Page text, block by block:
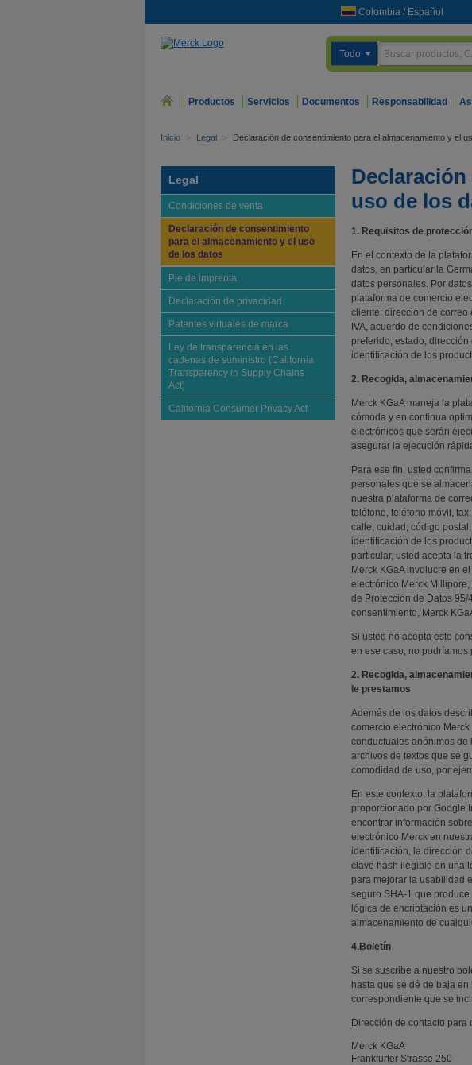
Colombia / Español
Todo
Productos Servicios Documentos Responsabilidad
Inicio > Legal > Declaración de consentimiento para el almacenamiento y el
Legal
Condiciones de venta
Declaración de consentimiento
para el almacenamiento y el uso
de los datos
Pie de imprenta
Declaración de privacidad
Patentes virtuales de marca
Ley de transparencia en las
cadenas de suministro (California
Transparency in Supply Chains
Act)
California Consumer Privacy Act
uso de los
1. Requisitos de
En el contexto de la
datos, en particular la
datos personales. Por
plataforma de comercio
cliente: dirección de correo
IVA, acuerdo de
preferido, estado,
identificación de los
2. Recogida,
Merck KGaA maneja la
cómoda y en continua
electrónicos que serán
asegurar la ejecución
Para ese fin, usted
personales que se
nuestra plataforma de
teléfono, teléfono móvil,
calle, cuidad, código
identificación de los
particular, usted acepta la
Merck KGaA involucre en
electrónico Merck
de Protección de Datos
consentimiento, Merck
Si usted no acepta este
en ese caso, no podríamos
2. Recogida,
le prestamos
Además de los datos
comercio electrónico
conductuales anónimos de
archivos de textos que se
comodidad de uso, por
En este contexto, la
proporcionado por Google
encontrar información
electrónico Merck en
identificación, la dirección
clave hash ilegible en una
para mejorar la usabilidad
seguro SHA-1 que
lógica de encriptación es
almacenamiento de
4.Boletín
Si se suscribe a nuestro
hasta que se dé de baja
correspondiente que se
Dirección de contacto
Merck KGaA
Frankfurter Strasse 250